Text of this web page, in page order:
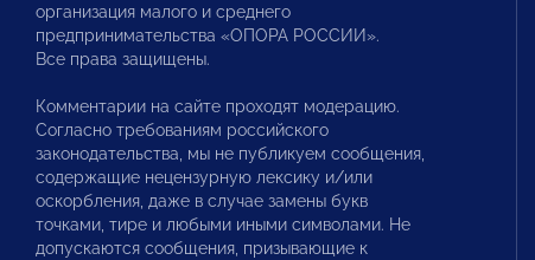
организация малого и среднего
предпринимательства «ОПОРА РОССИИ».
Все права защищены.
Комментарии на сайте проходят модерацию.
Согласно требованиям российского
законодательства, мы не публикуем сообщения,
содержащие нецензурную лексику и/или
оскорбления, даже в случае замены букв
точками, тире и любыми иными символами. Не
допускаются сообщения, призывающие к